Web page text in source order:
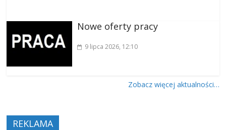
Nowe oferty pracy
9 lipca 2026, 12:10
Zobacz więcej aktualności…
REKLAMA